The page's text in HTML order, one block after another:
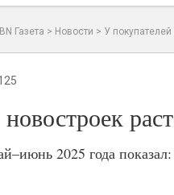
BN Газета > Новости > У
2025 года